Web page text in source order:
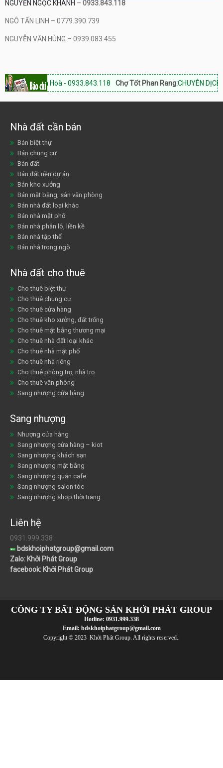
Khánh Hoà - 0933.843.118 Chợ Tốt Phan Rang:CHUYÊN DỊCH VỤ
Nhà đất cần bán
Bán chung cư
Bán đất
Bán đất nền dự án
Bán kho xưởng
Bán mặt bằng, sàn văn phòng
Bán nhà đất loại khác
Bán nhà mặt phố
Bán nhà phân lô, liền kề
Bán nhà tập thể
Bán nhà trong ngõ
Nhà đất cho thuê
Cho thuê chung cư
Cho thuê cửa hàng
Cho thuê kho xưởng, đất trống
Cho thuê mặt bằng thương mại
Cho thuê nhà đất loại khác
Cho thuê nhà mặt phố
Cho thuê nhà riêng
Cho thuê phòng trọ, nhà trọ
Cho thuê văn phòng
Sang nhượng cửa hàng
Nhượng cửa hàng
Sang nhượng cửa hàng – kiot
Sang nhượng khách sạn
Sang nhượng mặt bằng
Sang nhượng quán cafe
Sang nhượng salon tóc
Sang nhượng shop thời trang
0931.999.338
bdskhoiphatgroup@gmail.com
Zalo: Khởi Phát Group
facebook: Khởi Phát Group
Hotline:0931.999.338
bdskhoiphatgroup@gmail.com
Copyright © 2023 Khởi Phát Group. All rights reserved..